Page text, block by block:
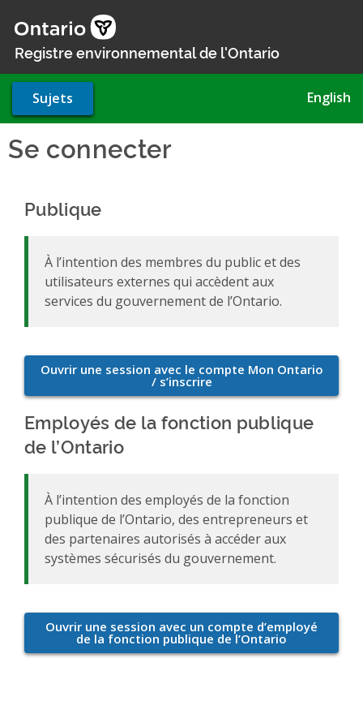
au
contenu
Registre environnemental de l'Ontario
Sujets English
Se connecter
Publique
À l’intention des membres du public et des
utilisateurs externes qui accèdent aux
services du gouvernement de l’Ontario.
Employés de la fonction publique
de l’Ontario
À l’intention des employés de la fonction
publique de l’Ontario, des entrepreneurs et
des partenaires autorisés à accéder aux
systèmes sécurisés du gouvernement.